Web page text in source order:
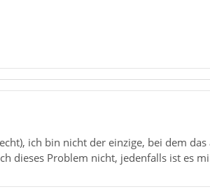
ich bin nicht der einzige, bei dem
dieses Problem nicht, jedenfalls ist es